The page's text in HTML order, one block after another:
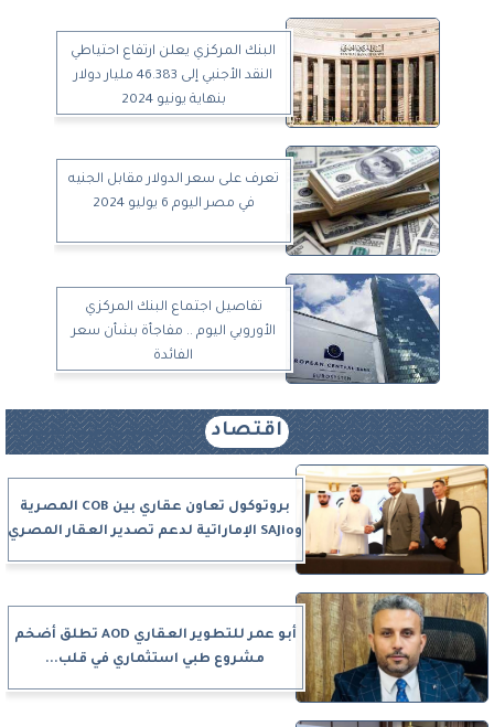
البنك المركزي يعلن ارتفاع احتياطي
النقد الأجنبي إلى 46.383 مليار دولار
بنهاية يونيو 2024
تعرف على سعر الدولار مقابل الجنيه
في مصر اليوم 6 يوليو 2024
تفاصيل اجتماع البنك المركزي
الأوروبي اليوم .. مفاجأة بشأن سعر
الفائدة
اقتصاد
بروتوكول تعاون عقاري بين COB المصرية
وSAJio الإماراتية لدعم تصدير العقار المصري
أبو عمر للتطوير العقاري AOD تطلق أضخم
مشروع طبي استثماري في قلب...